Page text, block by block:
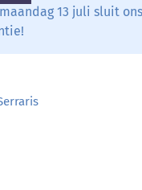
13 juli sluit